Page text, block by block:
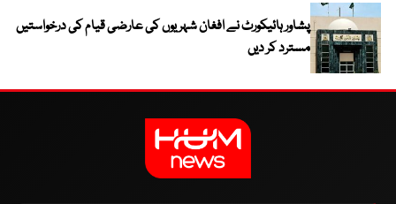
پشاور ہائیکورٹ نے افغان شہریوں کی عارضی قیام کی درخواستیں
مسترد کر دیں